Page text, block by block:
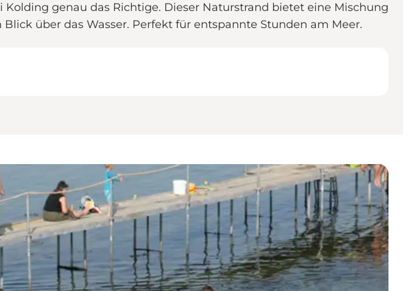
genau das Richtige. Dieser Naturstrand bietet eine Mischung
über das Wasser. Perfekt für entspannte Stunden am Meer.